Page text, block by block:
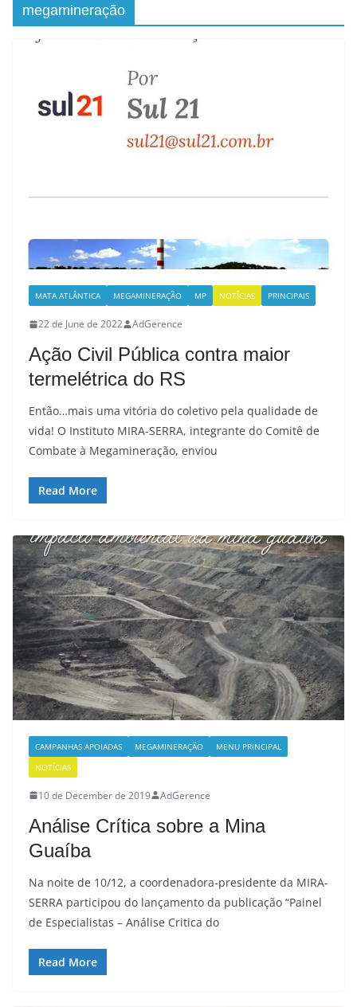
megamineração
MATA ATLÂNTICA MEGAMINERAÇÃO MP NOTÍCIAS PRINCIPAIS
22 de June de 2022 AdGerence
Ação Civil Pública contra maior
termelétrica do RS
Então…mais uma vitória do coletivo pela qualidade de
vida! O Instituto MIRA-SERRA, integrante do Comitê de
Combate à Megamineração, enviou
Read More
CAMPANHAS APOIADAS MEGAMINERAÇÃO
MENU PRINCIPAL
NOTÍCIAS
10 de December de 2019 AdGerence
Análise Crítica sobre a Mina
Guaíba
Na noite de 10/12, a coordenadora-presidente da MIRA-
SERRA participou do lançamento da publicação “Painel
de Especialistas – Análise Critica do
Read More